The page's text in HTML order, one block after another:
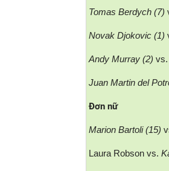
Tomas Berdych (7)
Novak Djokovic (1)
Andy Murray (2) vs.
Juan Martin del
Đơn nữ
Marion Bartoli (15)
Laura Robson vs.